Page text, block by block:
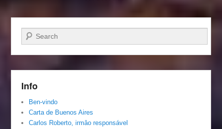
Pesquisar…
Info
Ben-vindo
Carta de Buenos Aires
Carlos Roberto, irmâo responsável